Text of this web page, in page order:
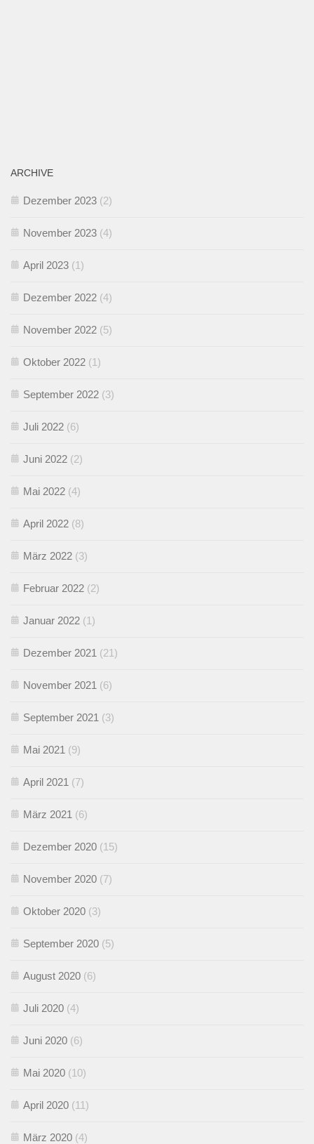
ARCHIVE
Dezember 2023 (2)
November 2023 (4)
April 2023 (1)
Dezember 2022 (4)
November 2022 (5)
Oktober 2022 (1)
September 2022 (3)
Juli 2022 (6)
Juni 2022 (2)
Mai 2022 (4)
April 2022 (8)
März 2022 (3)
Februar 2022 (2)
Januar 2022 (1)
Dezember 2021 (21)
November 2021 (6)
September 2021 (3)
Mai 2021 (9)
April 2021 (7)
März 2021 (6)
Dezember 2020 (15)
November 2020 (7)
Oktober 2020 (3)
September 2020 (5)
August 2020 (6)
Juli 2020 (4)
Juni 2020 (6)
Mai 2020 (10)
April 2020 (11)
März 2020 (4)